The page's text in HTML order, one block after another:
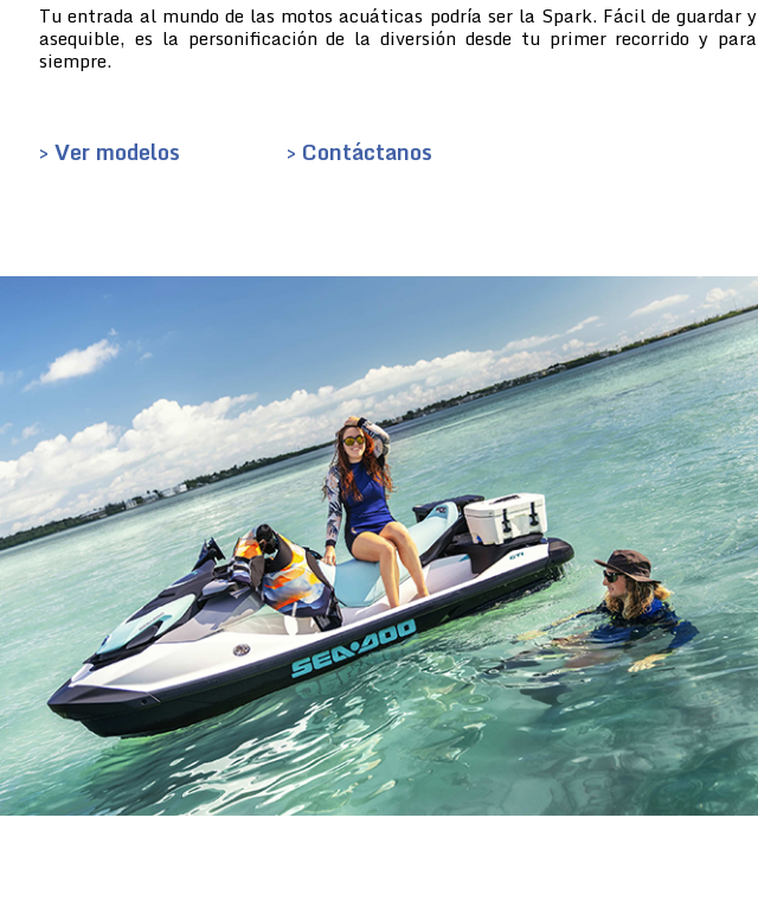
Tu entrada al mundo de las motos acuáticas podría ser la Spark. Fácil de guardar y
asequible, es la personificación de la diversión desde tu primer recorrido y para
siempre.
> Ver modelos > Contáctanos